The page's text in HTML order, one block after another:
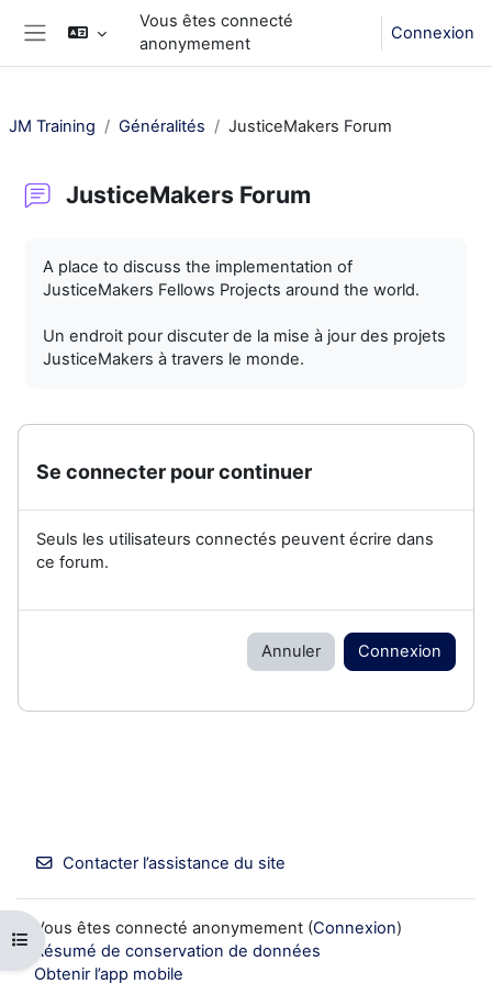
Passer au contenu principal
Panneau latéral
Vous êtes connecté
anonymement
Connexion
Ouvrir l’index du cours
JM Training Généralités JusticeMakers Forum
JusticeMakers Forum
A place to discuss the implementation of
JusticeMakers Fellows Projects around the world.
Un endroit pour discuter de la mise à jour des projets
JusticeMakers à travers le monde.
Se connecter pour continuer
Seuls les utilisateurs connectés peuvent écrire dans
ce forum.
Annuler Connexion
Contacter l’assistance du site
Vous êtes connecté anonymement (Connexion)
Résumé de conservation de données
Obtenir l’app mobile